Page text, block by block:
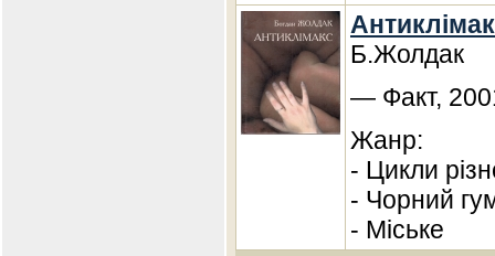
Б.Жолдак
— Факт,
Жанр:
- Цикли
- Чорний
- Міське